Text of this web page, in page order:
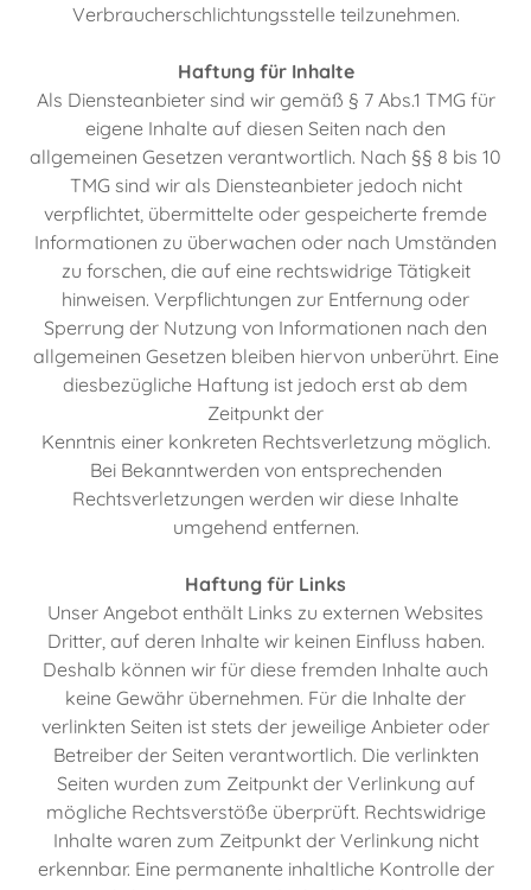
Verbraucherschlichtungsstelle teilzunehmen.
Haftung für Inhalte
Als Diensteanbieter sind wir gemäß § 7 Abs.1 TMG für
eigene Inhalte auf diesen Seiten nach den
allgemeinen Gesetzen verantwortlich. Nach §§ 8 bis 10
TMG sind wir als Diensteanbieter jedoch nicht
verpflichtet, übermittelte oder gespeicherte fremde
Informationen zu überwachen oder nach Umständen
zu forschen, die auf eine rechtswidrige Tätigkeit
hinweisen. Verpflichtungen zur Entfernung oder
Sperrung der Nutzung von Informationen nach den
allgemeinen Gesetzen bleiben hiervon unberührt. Eine
diesbezügliche Haftung ist jedoch erst ab dem
Zeitpunkt der
Kenntnis einer konkreten Rechtsverletzung möglich.
Bei Bekanntwerden von entsprechenden
Rechtsverletzungen werden wir diese Inhalte
umgehend entfernen.
Haftung für Links
Unser Angebot enthält Links zu externen Websites
Dritter, auf deren Inhalte wir keinen Einfluss haben.
Deshalb können wir für diese fremden Inhalte auch
keine Gewähr übernehmen. Für die Inhalte der
verlinkten Seiten ist stets der jeweilige Anbieter oder
Betreiber der Seiten verantwortlich. Die verlinkten
Seiten wurden zum Zeitpunkt der Verlinkung auf
mögliche Rechtsverstöße überprüft. Rechtswidrige
Inhalte waren zum Zeitpunkt der Verlinkung nicht
erkennbar. Eine permanente inhaltliche Kontrolle der